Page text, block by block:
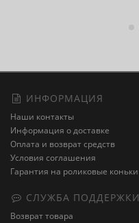
ИНФОРМАЦИЯ
Наши контакты
Информация о доставке
Оплата и возврат средств
Условия соглашения
Гарантия на роликовые коньки
СЛУЖБА ПОДДЕРЖКИ
Возврат товара